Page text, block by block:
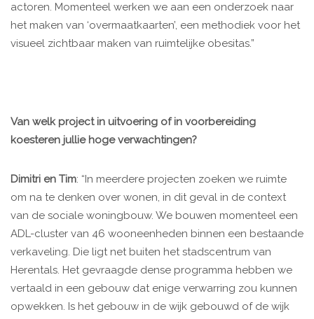
actoren. Momenteel werken we aan een onderzoek naar
het maken van ‘overmaatkaarten’, een methodiek voor het
visueel zichtbaar maken van ruimtelijke obesitas.”
Van welk project in uitvoering of in voorbereiding
koesteren jullie hoge verwachtingen?
Dimitri en Tim: “In meerdere projecten zoeken we ruimte
om na te denken over wonen, in dit geval in de context
van de sociale woningbouw. We bouwen momenteel een
ADL-cluster van 46 wooneenheden binnen een bestaande
verkaveling. Die ligt net buiten het stadscentrum van
Herentals. Het gevraagde dense programma hebben we
vertaald in een gebouw dat enige verwarring zou kunnen
opwekken. Is het gebouw in de wijk gebouwd of de wijk